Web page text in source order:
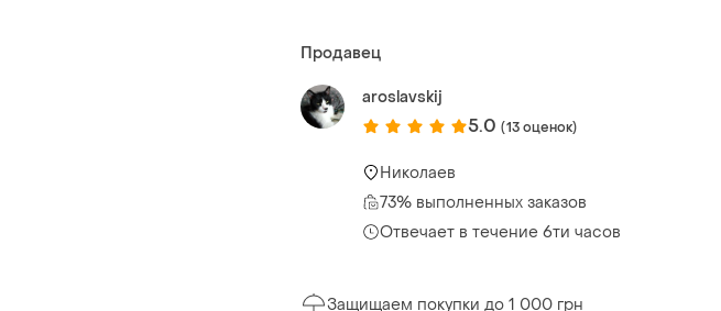
Продавец
aroslavskij
5.0 (13 оценок)
Николаев
73% выполненных заказов
Отвечает в течение 6ти часов
Защищаем покупки до 1 000 грн